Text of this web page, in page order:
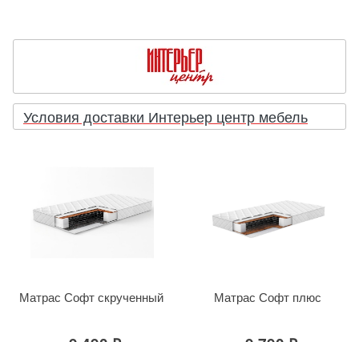
Условия доставки Интерьер центр мебель
Матрас Софт скрученный Матрас Софт плюс